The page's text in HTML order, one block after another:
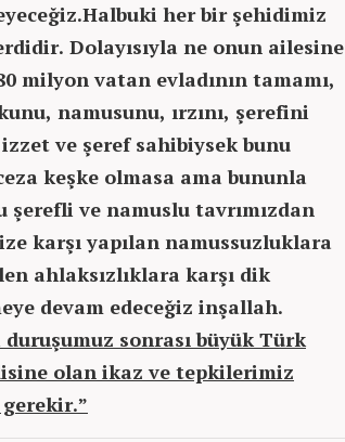
her bir şehidimiz
Dolayısıyla ne onun ailesine
milyon vatan evladının tamamı,
namusunu, ırzını, şerefini
ve şeref sahibiysek bunu
keşke olmasa ama bununla
ve namuslu tavrımızdan
karşı yapılan namussuzluklara
ahlaksızlıklara karşı dik
devam edeceğiz inşallah.
sonrası büyük Türk
olan ikaz ve tepkilerimiz